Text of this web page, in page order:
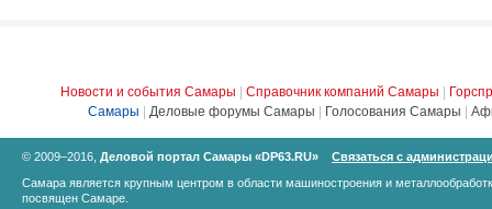
Новости и события Самары Справочник компаний Самары
Самары
Деловые форумы Самары Голосования Самары
© 2009–2016, Деловой портал Самары «DP63.RU»
Связаться с
Самара является крупным центром в области машиностроения и
посвящен Самаре.